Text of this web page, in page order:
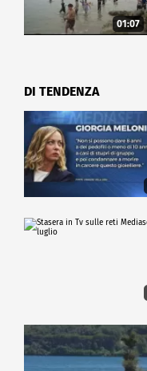
01:07
DI TENDENZA